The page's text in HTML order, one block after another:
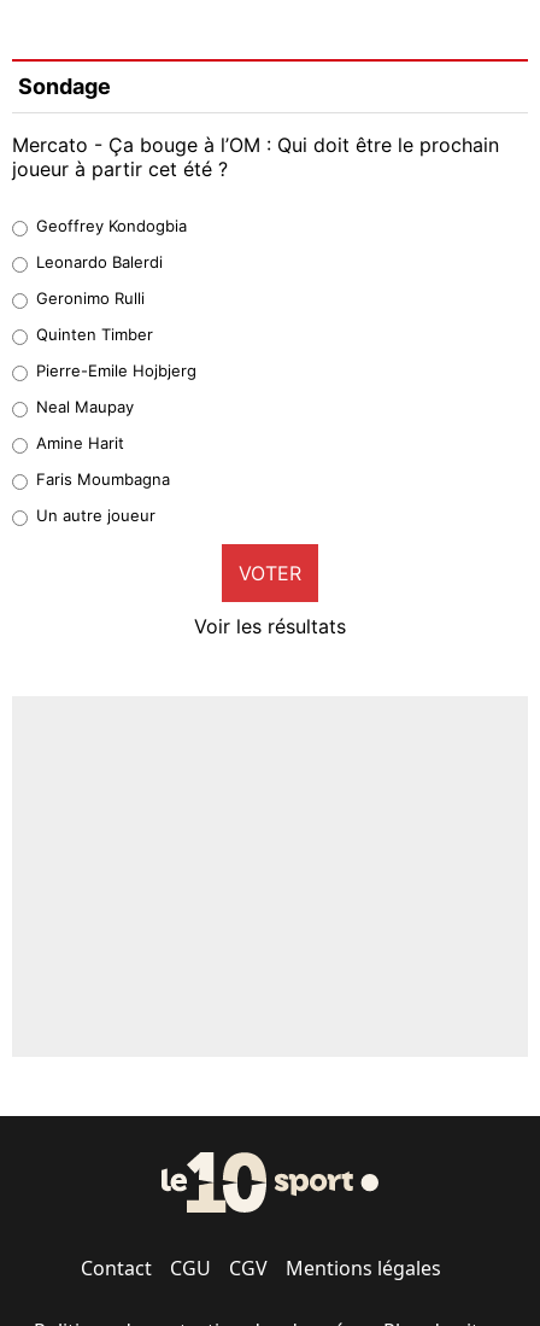
Sondage
Mercato - Ça bouge à l’OM : Qui doit être le prochain
joueur à partir cet été ?
38%
32%
4%
1%
9%
Geoffrey Kondogbia
Leonardo Balerdi
Geronimo Rulli
Quinten Timber
Pierre-Emile Hojbjerg
Neal Maupay
Amine Harit
Faris Moumbagna
Un autre joueur
VOTER
Voir les résultats
Contact CGU CGV Mentions légales